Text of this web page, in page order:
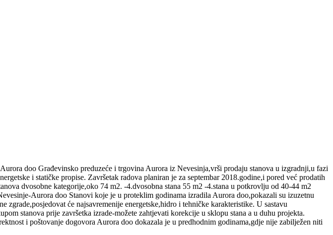
doo Građevinsko preduzeće i trgovina Aurora iz Nevesinja,vrši prodaju stanova u izgradnji,u fazi
i statičke propise. Završetak radova planiran je za septembar 2018.godine,i pored već prodatih
dvosobne kategorije,oko 74 m2. -4.dvosobna stana 55 m2 -4.stana u potkrovlju od 40-44 m2
Aurora doo Stanovi koje je u proteklim godinama izradila Aurora doo,pokazali su izuzetnu
će najsavremenije energetske,hidro i tehničke karakteristike. U sastavu
stanova prije završetka izrade-možete zahtjevati korekcije u sklopu stana a u duhu projekta.
i poštovanje dogovora Aurora doo dokazala je u predhodnim godinama,gdje nije zabilježen niti